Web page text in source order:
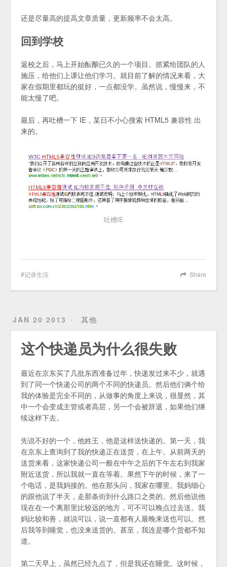
还是尽量高的提高文章质量，更新频率不会太高。
回到学校
返校之后，马上开始酝酿已久的一个项目。抓紧给团队的人
施压，给他们上课让他们学习。就目前了解的情况来看，大
家在假期里都玩的挺好，一点都没学。虽然说，慢慢来，不
能太慢了吧。
最后，再吐槽一下 IE，某日不小心搜索 HTML5 兼容性 出
来的。
吐槽IE
Share
记录生活
JAN 20 2013 其他
这个快递员为什么很失败
最近在京东买了几批东西准备过年，快递发过来不少，就遇
到了同一个快递公司的两个不同的快递员。然后他们俩个给
我的体验是完全不同的，从做事的角度上来说，很显然，其
中一个会变成主管或者高层，另一个会被辞退，如果他们继
续这样下去。
先说不好的一个，他姓王，他是这样送快递的。第一天，我
在京东上查询到了我的快递正在送货，在上午。从前两天的
送货来看，这家快递公司一般在中午之后的下午左右到我家
附近送货，所以我就一直在等着。果然下午的时候，来了一
个电话，是我妈接的。他在那头问，我家在哪里。我妈细心
的跟他说了半天，走那条街到什么路口之类的。然后他说他
现在在一个离那里比较远的地方，可不可以晚点过去送。我
妈比较和善，就说可以，说一直都有人最晚来送也可以。然
后我等到睡觉，也没来送货的。甚至，我连是哪个货都不知
道。
第二天早上，虽然已经九点了，但是我还在睡觉。这时候，